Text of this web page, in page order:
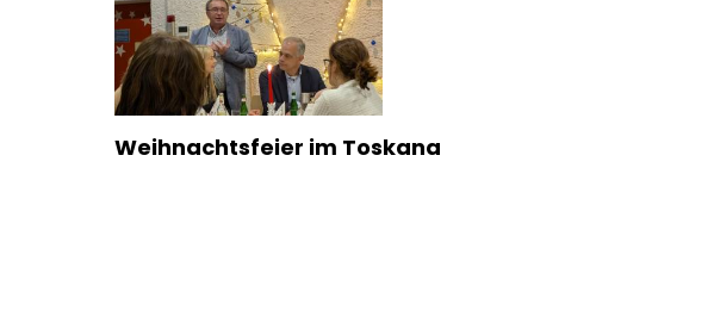
Weihnachtsfeier im Toskana